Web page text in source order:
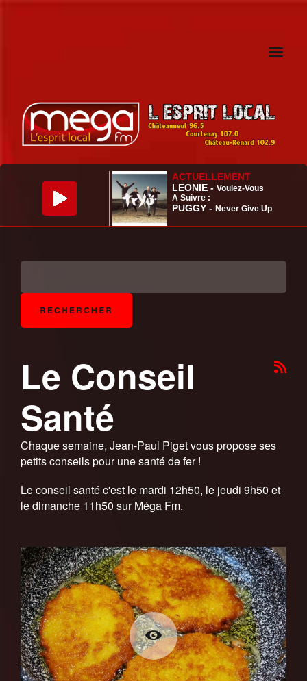
Le Conseil
Santé
Chaque semaine, Jean-Paul Piget vous propose ses
petits conseils pour une santé de fer !
Le conseil santé c'est le mardi 12h50, le jeudi 9h50 et
le dimanche 11h50 sur Méga Fm.